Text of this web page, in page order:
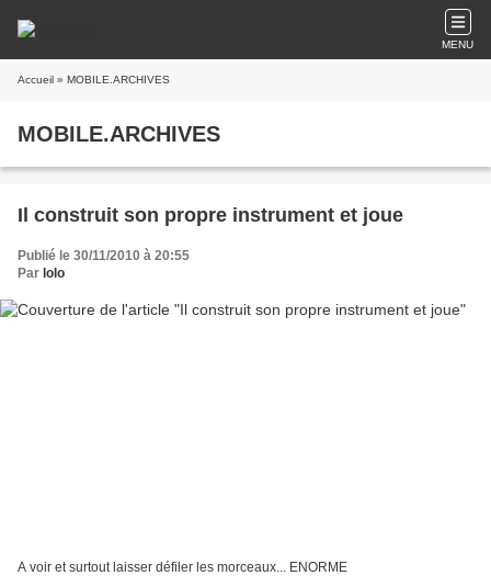
MENU
Accueil » MOBILE.ARCHIVES
MOBILE.ARCHIVES
Il construit son propre instrument et joue
Publié le 30/11/2010 à 20:55
Par lolo
A voir et surtout laisser défiler les morceaux... ENORME